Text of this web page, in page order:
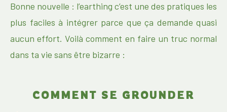
Bonne nouvelle : l’earthing c’est une des pratiques les
plus faciles à intégrer parce que ça demande quasi
aucun effort. Voilà comment en faire un truc normal
dans ta vie sans être bizarre :
COMMENT SE GROUNDER